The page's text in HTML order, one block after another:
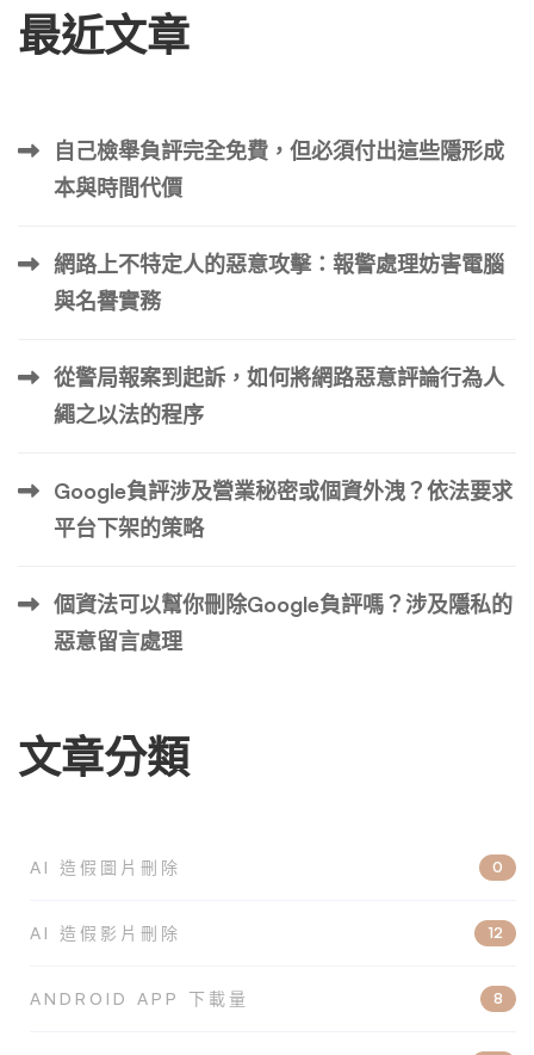
最近文章
自己檢舉負評完全免費，但必須付出這些隱形成
本與時間代價
網路上不特定人的惡意攻擊：報警處理妨害電腦
與名譽實務
從警局報案到起訴，如何將網路惡意評論行為人
繩之以法的程序
Google負評涉及營業秘密或個資外洩？依法要求
平台下架的策略
個資法可以幫你刪除Google負評嗎？涉及隱私的
惡意留言處理
文章分類
AI 造假圖片刪除 0
AI 造假影片刪除 12
ANDROID APP 下載量 8